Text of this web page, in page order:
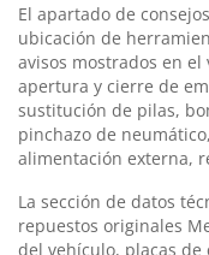
El apartado de
ubicación de
avisos mostrados en
apertura y cierre de
sustitución de pilas,
pinchazo de
alimentación externa,
La sección de datos
repuestos originales
del vehículo, placas